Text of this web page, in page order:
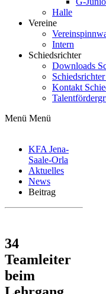
Halle
Vereine
Intern
Schiedsrichter
Downloads
Kontakt
Menü Menü
KFA Jena-
Saale-Orla
Aktuelles
News
Beitrag
34
Teamleiter
beim